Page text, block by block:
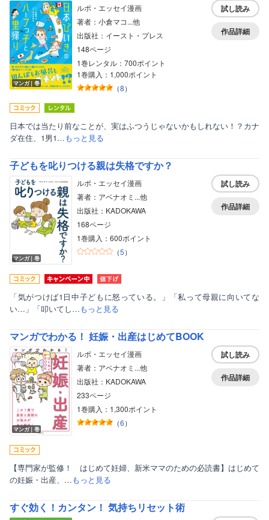
マンガ｜巻
ルポ・エッセイ漫画
著者：小倉マコ...他
出版社：イースト・プレス
148ページ
1巻レンタル：700ポイント
1巻購入：1,000ポイント
（8）
試し読み
作品詳細
日本では当たり前なことが、実はふつうじゃないかもしれない！？カナ
ダ在住、1男1…もっと見る
子どもを叱りつける親は失格ですか？
マンガ｜巻
ルポ・エッセイ漫画
著者：アベナオミ...他
出版社：KADOKAWA
168ページ
1巻購入：600ポイント
（5）
試し読み
作品詳細
「気がつけば1日中子どもに怒っている。」「私って母親に向いてな
い…」「叩いてし…もっと見る
マンガでわかる！ 妊娠・出産はじめてBOOK
マンガ｜巻
ルポ・エッセイ漫画
著者：アベナオミ...他
出版社：KADOKAWA
233ページ
1巻購入：1,300ポイント
（6）
試し読み
作品詳細
【専門家が監修！ はじめて妊婦、新米ママのための必読書】はじめて
の妊娠・出産、…もっと見る
すぐ効く！カンタン！ 気持ちリセット術
ボーイズラブ
ティーンズラブ
美女・美少女
女性写真集